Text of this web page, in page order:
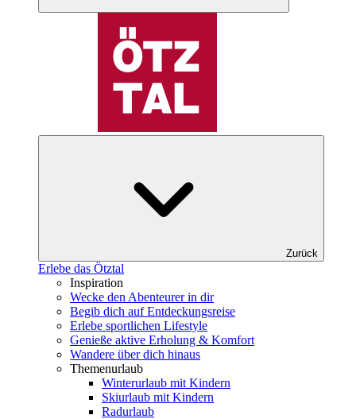
Zurück
Erlebe das Ötztal
Inspiration
Wecke den Abenteurer in dir
Begib dich auf Entdeckungsreise
Erlebe sportlichen Lifestyle
Genieße aktive Erholung & Komfort
Wandere über dich hinaus
Themenurlaub
Winterurlaub mit Kindern
Skiurlaub mit Kindern
Radurlaub